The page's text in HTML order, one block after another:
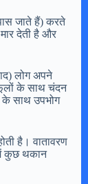
जाते हैं) करते
देती है और
लोग अपने
के साथ चंदन
के साथ उपभोग
है। वातावरण
कुछ थकान